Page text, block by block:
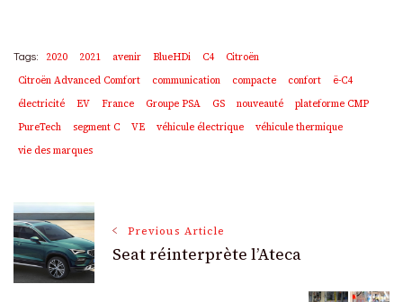
Tags: 2020 2021 avenir BlueHDi C4
Citroën
Citroën Advanced Comfort
communication compacte confort
ë-C4
électricité
EV France Groupe PSA GS nouveauté
plateforme CMP
PureTech
segment C VE véhicule électrique
véhicule thermique
vie des marques
Post
Navigation
Previous Article
Seat réinterprète l’Ateca